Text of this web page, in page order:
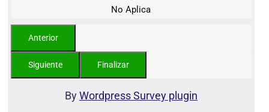
No Aplica
ByWordpress Survey plugin